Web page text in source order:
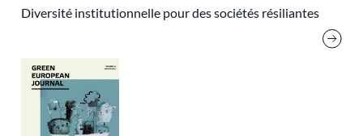
Diversité institutionnelle pour des sociétés résiliantes
Religion
résilience
Responsabilité sociale
risques climatiques